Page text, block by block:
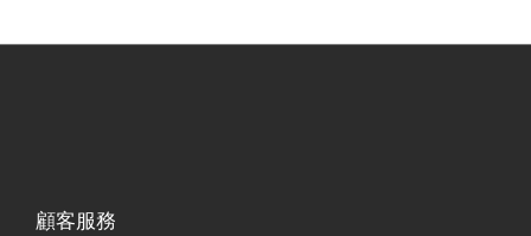
顧客服務